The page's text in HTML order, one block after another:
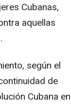
Cubanas,
aquellas
según el
de
Cubana en